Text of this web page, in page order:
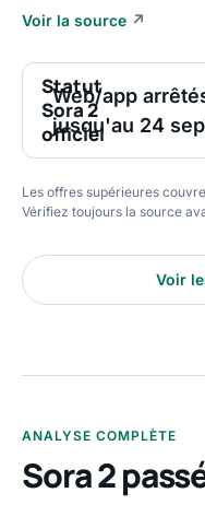
Voir la source ↗
Statut
Sora 2
officiel
Web/app
jusqu'au 24
Les offres supérieures
Vérifiez toujours la source
Voir
ANALYSE COMPLÈTE
Sora 2